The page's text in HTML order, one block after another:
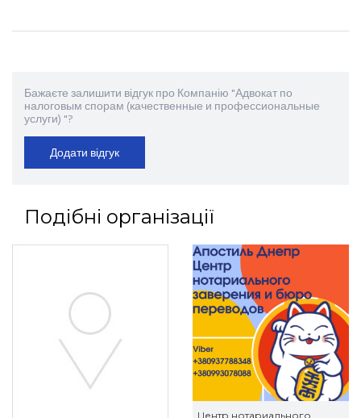
Бажаєте залишити відгук про Компанію "Адвокат по
налоговым спорам (качественные и профессиональные
услуги) "?
Додати відгук
Подібні організації
Центр нотариального